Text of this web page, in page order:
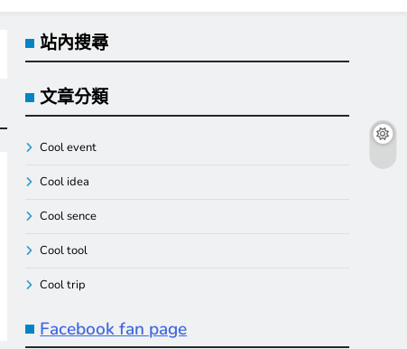
站內搜尋
文章分類
Cool event
Cool idea
Cool sence
Cool tool
Cool trip
Facebook fan page